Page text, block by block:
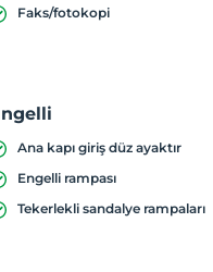
Faks/fotokopi
Ana kapı giriş düz ayaktır
Engelli rampası
Tekerlekli sandalye rampaları